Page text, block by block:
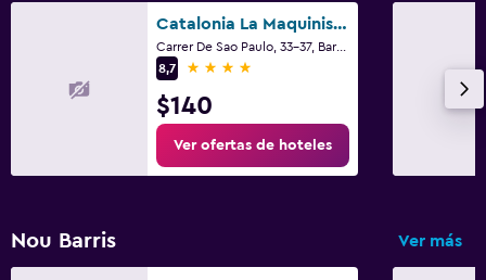
Catalonia La Maquinista
Carrer De Sao Paulo, 33-37, Barcelona
8,7
4 estrellas
$140
Ver ofertas de hoteles
Nou Barris Ver más